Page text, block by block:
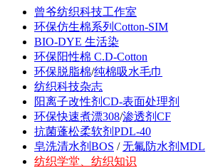
曾爷纺织科技工作室
环保仿生棉系列Cotton-SIM
BIO-DYE 生活染
环保阳性棉 C.D-Cotton
环保脱脂棉/纯棉吸水毛巾
纺织科技杂志
阳离子改性剂CD-表面处理剂
环保快速煮漂308/渗透剂CF
抗菌蓬松柔软剂PDL-40
皂洗清水剂BOS /无氟防水剂MDL
纺织学堂、纺织知识